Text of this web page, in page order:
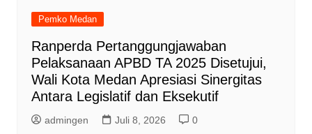
Pemko Medan
Ranperda Pertanggungjawaban
Pelaksanaan APBD TA 2025 Disetujui,
Wali Kota Medan Apresiasi Sinergitas
Antara Legislatif dan Eksekutif
admingen Juli 8, 2026 0